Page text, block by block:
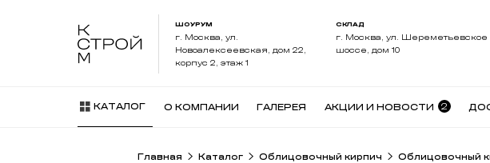
ШОУРУМ
г. Москва, ул.
Новоалексеевская, дом 22,
корпус 2, этаж 1
СКЛАД
г. Москва, ул. Шереметьевское
шоссе, дом 10
КАТАЛОГ О КОМПАНИИ ГАЛЕРЕЯ АКЦИИ И НОВОСТИ 2
Главная Каталог Облицовочный кирпич Облицовочный